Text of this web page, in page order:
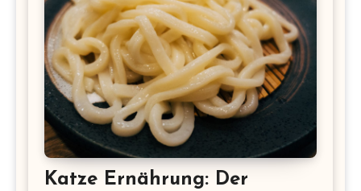
Katze Ernährung: Der